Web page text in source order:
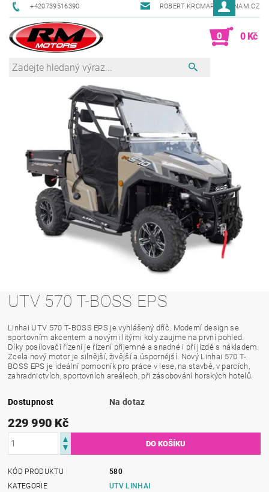
+420739516390 ROBERT.KRCMAR@SEZNAM.CZ
0 0 Kč
UTV 570 T-BOSS EPS
Linhai UTV 570 T-BOSS EPS je vyhlášený dříč. Moderní design se
sportovním akcentem a novými litými koly zaujme na první pohled.
Díky posilovači řízení je řízení příjemné a snadné i při jízdě s nákladem.
Zcela nový motor je silnější, živější a úspornější. Nový Linhai 570 T-
BOSS EPS je ideální pomocník pro práce v lese, na stavbě, v parcích,
zahradnictvích, sportovních areálech, při zásobování horských hotelů.
Dostupnost Na dotaz
229 990 Kč
KÓD PRODUKTU
580
KATEGORIE
UTV LINHAI